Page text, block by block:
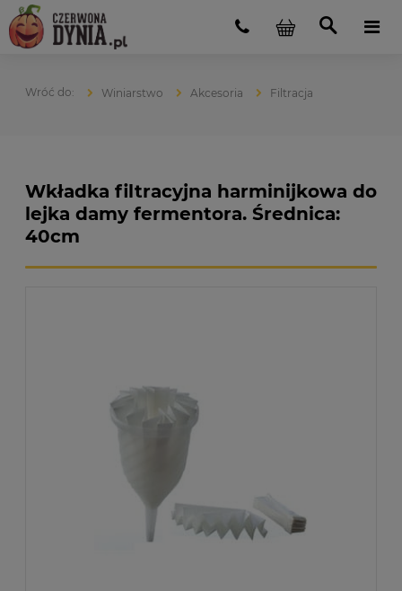
Winiarstwo Akcesoria Filtracja
Wkładka filtracyjna harminijkowa do
lejka damy fermentora. Średnica:
40cm